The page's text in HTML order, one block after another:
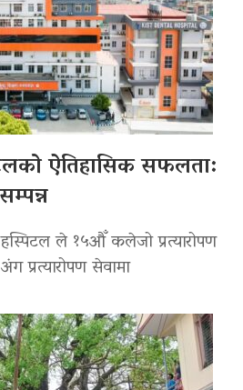
ऐतिहासिक सफलता:
ले १५औँ कलेजो प्रत्यारोपण
प्रत्यारोपण सेवामा